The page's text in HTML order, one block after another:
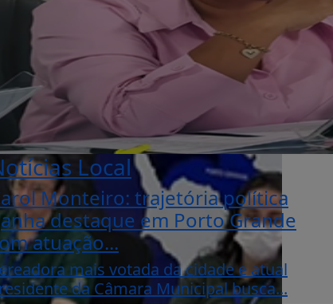
Local
Monteiro: trajetória política
destaque em Porto Grande
atuação...
mais votada da cidade e atual
da Câmara Municipal busca...